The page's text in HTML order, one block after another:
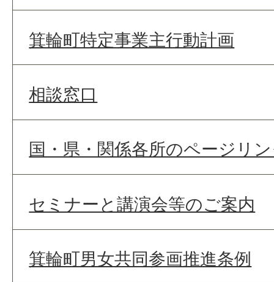
箕輪町特定事業主行動計画
相談窓口
国・県・関係各所のページリ
セミナーと講演会等のご案内
箕輪町男女共同参画推進条例